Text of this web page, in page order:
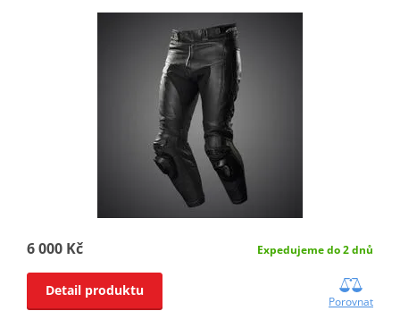
6 000 Kč Expedujeme do 2 dnů
Detail produktu
Porovnat